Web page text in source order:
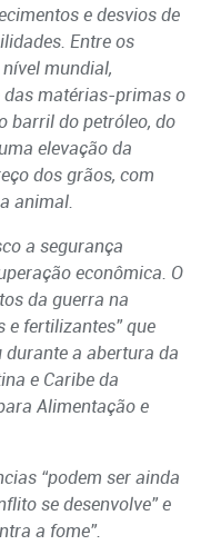
e desvios de
Entre os
mundial,
matérias-primas o
barril do petróleo, do
elevação da
dos grãos, com
animal.
a segurança
econômica. O
da guerra na
e fertilizantes” que
a abertura da
e Caribe da
Alimentação e
“podem ser ainda
se desenvolve” e
a fome”.